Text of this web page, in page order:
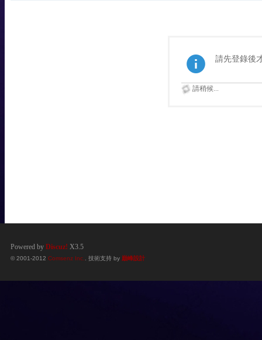
請先登錄後
請稍候...
Powered by Discuz! X3.5
© 2001-2012 Comsenz Inc. . 技術支持 by 巔峰設計